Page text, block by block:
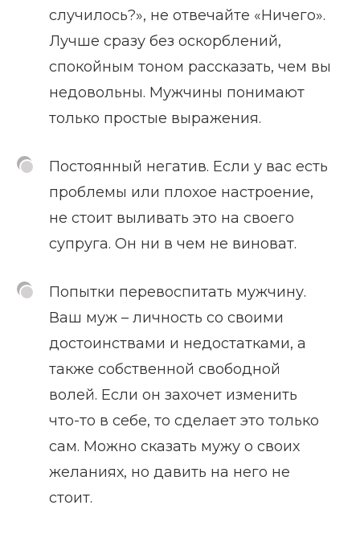
случилось?», не отвечайте «Ничего».
Лучше сразу без оскорблений,
спокойным тоном рассказать, чем вы
недовольны. Мужчины понимают
только простые выражения.
Постоянный негатив. Если у вас есть
проблемы или плохое настроение,
не стоит выливать это на своего
супруга. Он ни в чем не виноват.
Попытки перевоспитать мужчину.
Ваш муж – личность со своими
достоинствами и недостатками, а
также собственной свободной
волей. Если он захочет изменить
что-то в себе, то сделает это только
сам. Можно сказать мужу о своих
желаниях, но давить на него не
стоит.